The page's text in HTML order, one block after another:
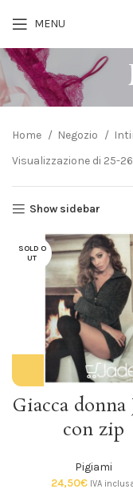
MENU
Home Negozio
Visualizzazione di 25-
Show sidebar
SOLD O
UT
Giacca donna
con zip
Pigiami
24,50€ IVA